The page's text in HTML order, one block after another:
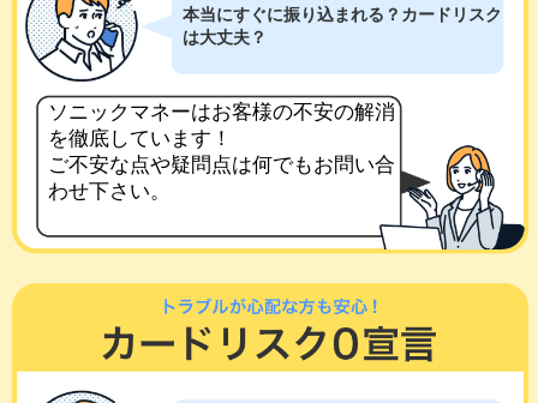
本当にすぐに振り込まれる？カードリスク
は大丈夫？
ソニックマネーはお客様の不安の解消
を徹底しています！
ご不安な点や疑問点は何でもお問い合
わせ下さい。